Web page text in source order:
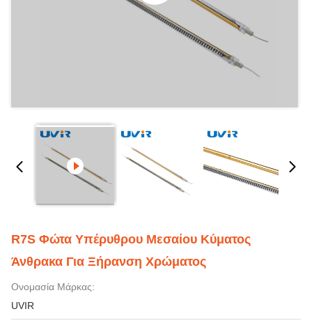
R7S Φώτα Υπέρυθρου Μεσαίου Κύματος
Άνθρακα Για Ξήρανση Χρώματος
Ονομασία Μάρκας:
UVIR